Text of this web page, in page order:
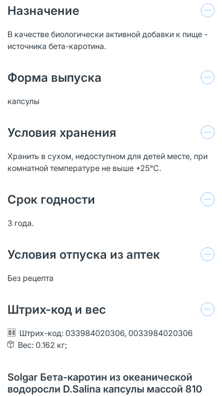
Назначение
В качестве биологически активной добавки к пище -
источника бета-каротина.
Форма выпуска
капсулы
Условия хранения
Хранить в сухом, недоступном для детей месте, при
комнатной температуре не выше +25°С.
Срок годности
3 года.
Условия отпуска из аптек
Без рецепта
Штрих-код и вес
Штрих-код: 033984020306, 0033984020306
Вес: 0.162 кг;
Solgar Бета-каротин из океанической
водоросли D.Salina капсулы массой 810